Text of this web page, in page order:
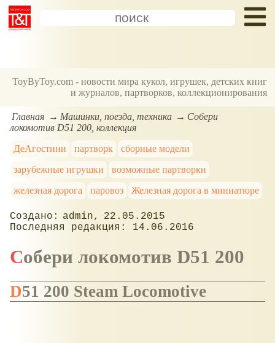
ToyByToy.com - новости мира кукол, игрушек, детских книг
и журналов, партворков, коллекционирования
Главная Машинки, поезда, техника
Собери
локомотив D51 200, коллекция
ДеАгостини
партворк
сборные модели
зарубежные игрушки
возможные партворки
железная дорога
паровоз Железная дорога в миниатюре
admin
22.05.2015
14.06.2016
Собери локомотив D51 200
D51 200 Steam Locomotive